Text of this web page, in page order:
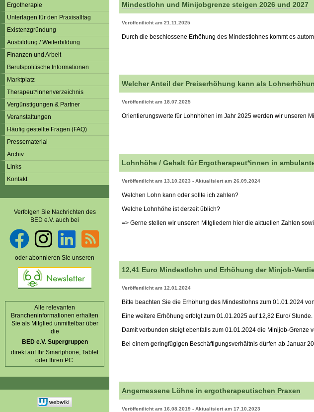
Ergotherapie
Unterlagen für den Praxisalltag
Existenzgründung
Ausbildung / Weiterbildung
Finanzen und Arbeit
Berufspolitische Informationen
Marktplatz
Therapeut*innenverzeichnis
Vergünstigungen & Partner
Veranstaltungen
Häufig gestellte Fragen (FAQ)
Pressematerial
Archiv
Links
Kontakt
Verfolgen Sie Nachrichten des
BED e.V. auch bei
oder abonnieren Sie unseren
Alle relevanten
Brancheninformationen erhalten
Sie als Mitglied unmittelbar über
die
BED e.V. Supergruppen
direkt auf Ihr Smartphone, Tablet
oder Ihren PC.
Mindestlohn und Minijobgrenze steigen 2026 und 2027
Veröffentlicht am 21.11.2025
Durch die beschlossene Erhöhung des Mindestlohnes kommt es
Welcher Anteil der Preiserhöhung kann als
Veröffentlicht am 18.07.2025
Orientierungswerte für Lohnhöhen im Jahr 2025 werden wir unseren
Lohnhöhe / Gehalt für Ergotherapeut*innen in
Veröffentlicht am 13.10.2023 - Aktualisiert am 26.09.2024
Welchen Lohn kann oder sollte ich zahlen?
Welche Lohnhöhe ist derzeit üblich?
=> Gerne stellen wir unseren Mitgliedern hier die aktuellen Zahlen
12,41 Euro Mindestlohn und Erhöhung der Minjob-
Veröffentlicht am 12.01.2024
Bitte beachten Sie die Erhöhung des Mindestlohns zum 01.01.2024
Eine weitere Erhöhung erfolgt zum 01.01.2025 auf 12,82 Euro/ Stunde.
Damit verbunden steigt ebenfalls zum 01.01.2024 die Minijob-Grenze
Bei einem geringfügigen Beschäftigungsverhältnis dürfen ab Januar
Angemessene Löhne in ergotherapeutischen Praxen
Veröffentlicht am 16.08.2019 - Aktualisiert am 17.10.2023